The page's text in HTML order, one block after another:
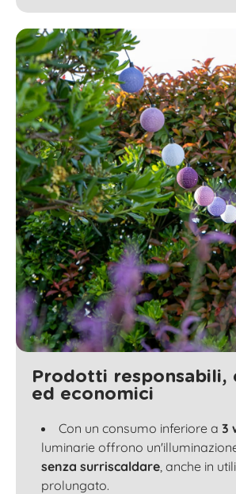
Prodotti responsabili,
ed economici
Con un consumo inferiore a 3
luminarie offrono
senza surriscaldare, anche in
prolungato.